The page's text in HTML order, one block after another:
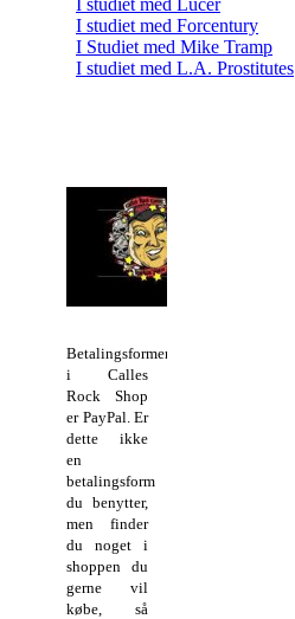
I studiet med Forcentury
I Studiet med Mike Tramp
I studiet med L.A. Prostitutes
Betalingsformen
i Calles
Rock Shop
er PayPal. Er
dette ikke
en
betalingsform
du benytter,
men finder
du noget i
shoppen du
gerne vil
købe, så